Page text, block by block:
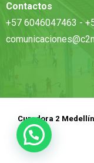
Contactos
+57 6046047463 -
Curadora 2